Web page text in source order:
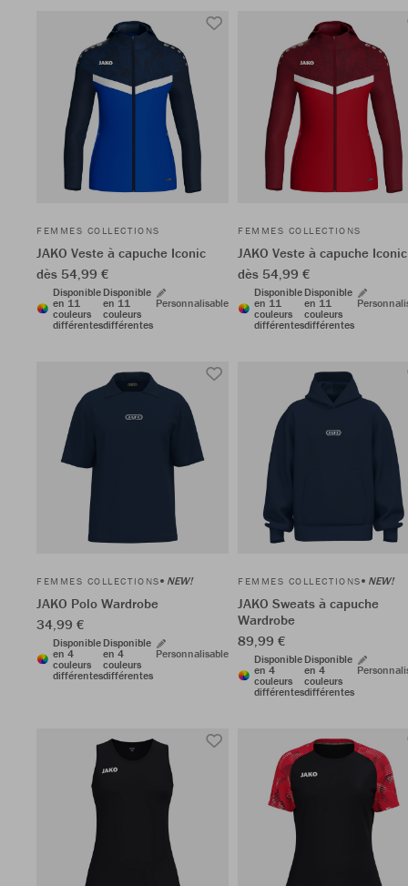
FEMMES COLLECTIONS
JAKO Veste à capuche Iconic
dès 54,99 €
Disponible
en 11
couleurs
différentes
Disponible
en 11
couleurs
différentes
Personnalisable
FEMMES COLLECTIONS
JAKO Veste à capuche Iconic
dès 54,99 €
Disponible
en 11
couleurs
différentes
Disponible
en 11
couleurs
différentes
FEMMES COLLECTIONS NEW!
JAKO Polo Wardrobe
34,99 €
Disponible
en 4
couleurs
différentes
Disponible
en 4
couleurs
différentes
Personnalisable
FEMMES COLLECTIONS NEW!
JAKO Sweats à capuche
Wardrobe
89,99 €
Disponible
en 4
couleurs
différentes
Disponible
en 4
couleurs
différentes